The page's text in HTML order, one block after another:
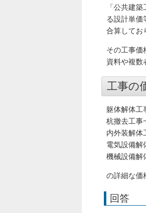
「公共建
る設計単価
合算してお
その工事価
資料や複数
工事の
躯体解体工
杭撤去工事
内外装解体
電気設備解
機械設備解
の詳細な価
回答